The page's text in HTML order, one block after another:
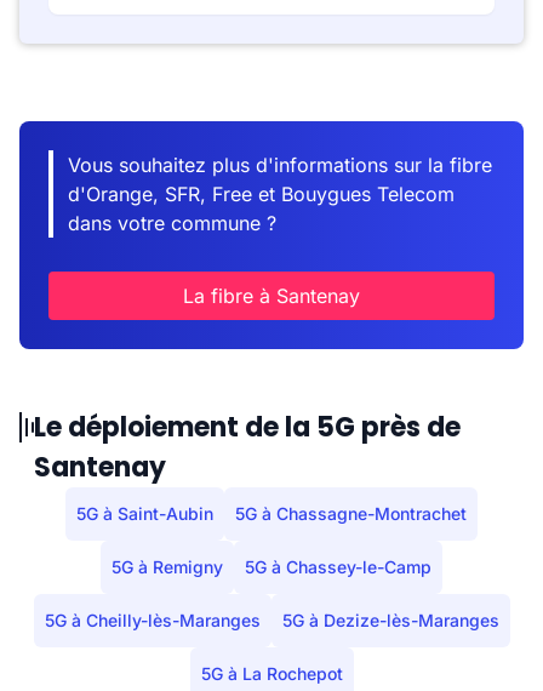
Vous souhaitez plus d'informations sur la fibre
d'Orange, SFR, Free et Bouygues Telecom
dans votre commune ?
La fibre à Santenay
Le déploiement de la 5G près de
Santenay
5G à Saint-Aubin 5G à Chassagne-Montrachet
5G à Remigny 5G à Chassey-le-Camp
5G à Cheilly-lès-Maranges 5G à Dezize-lès-Maranges
5G à La Rochepot